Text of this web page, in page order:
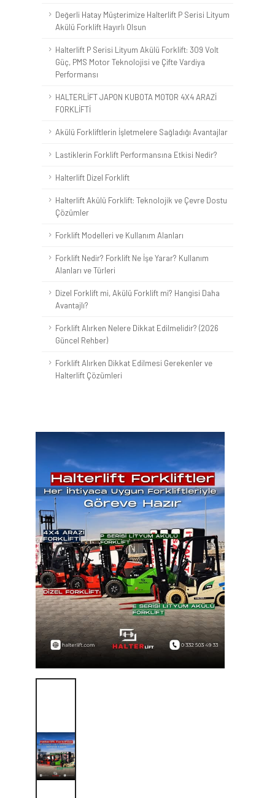
Değerli Hatay Müşterimize Halterlift P Serisi Lityum
Akülü Forklift Hayırlı Olsun
Halterlift P Serisi Lityum Akülü Forklift: 309 Volt
Güç, PMS Motor Teknolojisi ve Çifte Vardiya
Performansı
HALTERLİFT JAPON KUBOTA MOTOR 4X4 ARAZİ
FORKLİFTİ
Akülü Forkliftlerin İşletmelere Sağladığı Avantajlar
Lastiklerin Forklift Performansına Etkisi Nedir?
Halterlift Dizel Forklift
Halterlift Akülü Forklift: Teknolojik ve Çevre Dostu
Çözümler
Forklift Modelleri ve Kullanım Alanları
Forklift Nedir? Forklift Ne İşe Yarar? Kullanım
Alanları ve Türleri
Dizel Forklift mi, Akülü Forklift mi? Hangisi Daha
Avantajlı?
Forklift Alırken Nelere Dikkat Edilmelidir? (2026
Güncel Rehber)
Forklift Alırken Dikkat Edilmesi Gerekenler ve
Halterlift Çözümleri